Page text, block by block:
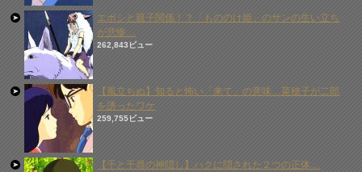
エボシと親子関係！？「もののけ姫」のサンの生い立ち
が悲惨…
262,843ビュー
【風立ちぬ】知ると怖い「来て」の意味…菜穂子が二郎
を誘ったワケ
259,755ビュー
【千と千尋の神隠し】ハクに隠された２つの正体…